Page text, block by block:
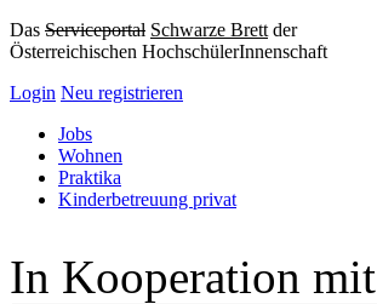
Das Serviceportal Schwarze Brett der
Österreichischen HochschülerInnenschaft
Login Neu registrieren
Jobs
Wohnen
Praktika
Kinderbetreuung privat
In Kooperation mit